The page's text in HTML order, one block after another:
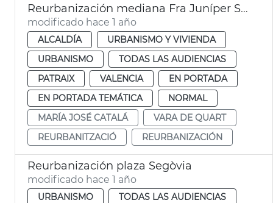
Reurbanización mediana Fra Juníper Serra València
modificado hace 1 año
ALCALDÍA
URBANISMO Y VIVIENDA
URBANISMO
TODAS LAS AUDIENCIAS
PATRAIX
VALENCIA
EN PORTADA
EN PORTADA TEMÁTICA
NORMAL
MARÍA JOSÉ CATALÁ
VARA DE QUART
REURBANITZACIÓ
REURBANIZACIÓN
Reurbanización plaza Segòvia
modificado hace 1 año
URBANISMO
TODAS LAS AUDIENCIAS